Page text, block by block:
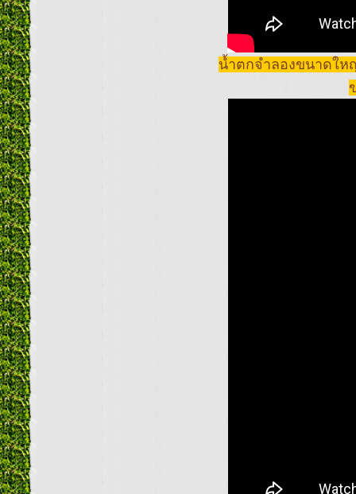
น้ำตกจำลองขนาดให